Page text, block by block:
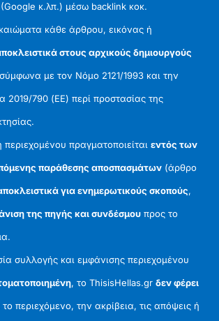
(Google κ.λπ.) μέσω backlink κοκ.
κάθε άρθρου, εικόνας ή
στους αρχικούς δημιουργούς
με τον Νόμο 2121/1993 και την
2019/790 (ΕΕ) περί προστασίας της
πραγματοποιείταιεντός των
παράθεσης αποσπασμάτων (άρθρο
για ενημερωτικούς σκοπούς,
της πηγής και συνδέσμου προς το
συλλογής και εμφάνισης περιεχομένου
, το ThisisHellas.grδεν φέρει
το περιεχόμενο, την ακρίβεια, τις απόψεις ή